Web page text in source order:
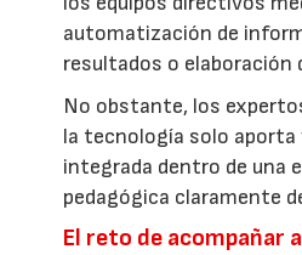
automatización de
resultados o elaboración
No obstante, los
la tecnología solo aporta
integrada dentro de una
pedagógica claramente
El reto de acompañar